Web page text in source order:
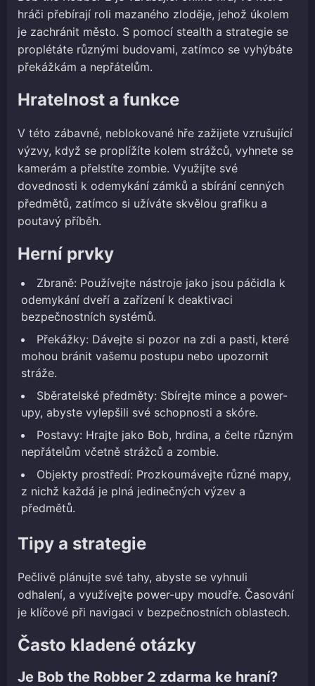
hráči přebírají roli mazaného zloděje, jehož úkolem
je zachránit město. S pomocí stealth a strategie se
proplétáte různými budovami, zatímco se vyhýbáte
překážkám a nepřátelům.
Hratelnost a funkce
V této zábavné, neblokované hře zažijete vzrušující
výzvy, když se proplížíte kolem strážců, vyhnete se
kamerám a přelstíte zombie. Využijte své
dovednosti k odemykání zámků a sbírání cenných
předmětů, zatímco si užíváte skvělou grafiku a
poutavý příběh.
Herní prvky
Zbraně: Používejte nástroje jako jsou páčidla k
odemykání dveří a zařízení k deaktivaci
bezpečnostních systémů.
Překážky: Dávejte si pozor na zdi a pasti, které
mohou bránit vašemu postupu nebo upozornit
stráže.
Sběratelské předměty: Sbírejte mince a power-
upy, abyste vylepšili své schopnosti a skóre.
Postavy: Hrajte jako Bob, hrdina, a čelte různým
nepřátelům včetně strážců a zombie.
Objekty prostředí: Prozkoumávejte různé mapy,
z nichž každá je plná jedinečných výzev a
předmětů.
Tipy a strategie
Pečlivě plánujte své tahy, abyste se vyhnuli
odhalení, a využívejte power-upy moudře. Časování
je klíčové při navigaci v bezpečnostních oblastech.
Často kladené otázky
Je Bob the Robber 2 zdarma ke hraní?